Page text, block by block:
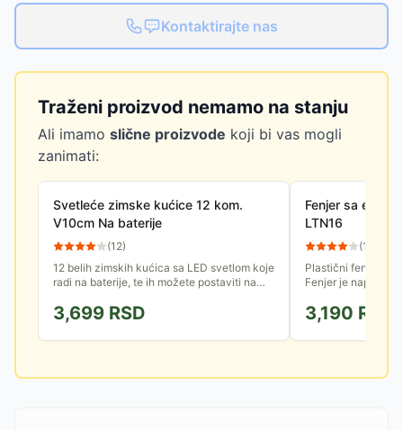
Kontaktirajte nas
Traženi proizvod nemamo na stanju
Ali imamo slične proizvode koji bi vas mogli
zanimati:
Svetleće zimske kućice 12 kom.
V10cm Na baterije
(12)
12 belih zimskih kućica sa LED svetlom koje
radi na baterije, te ih možete postaviti na
različite.
3,699 RSD
Fenjer sa
LTN16
(11
Plastični fenjer sa
Fenjer je
rad putem tajmera.
3,190 RSD